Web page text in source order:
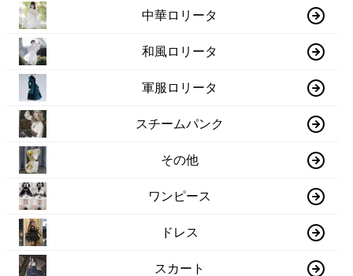
中華ロリータ
和風ロリータ
軍服ロリータ
スチームパンク
その他
ワンピース
ドレス
スカート